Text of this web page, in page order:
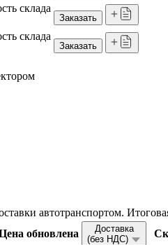
склада
Заказать
склада
Заказать
автотранспортом.
обновлена
Доставка
(без НДС)